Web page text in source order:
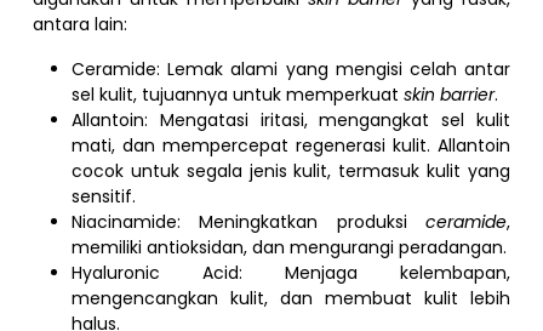
antara lain:
Ceramide: Lemak alami yang mengisi celah antar
sel kulit, tujuannya untuk memperkuatskin barrier.
Allantoin: Mengatasi iritasi, mengangkat sel kulit
mati, dan mempercepat regenerasi kulit. Allantoin
cocok untuk segala jenis kulit, termasuk kulit yang
sensitif.
Niacinamide: Meningkatkan produksi ceramide,
memiliki antioksidan, dan mengurangi peradangan.
Hyaluronic Acid: Menjaga kelembapan,
mengencangkan kulit, dan membuat kulit lebih
halus.